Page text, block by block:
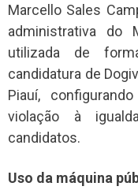
Marcello Sales
administrativa do
utilizada de
candidatura de
Piauí,
violação à
candidatos.
Uso da máquina